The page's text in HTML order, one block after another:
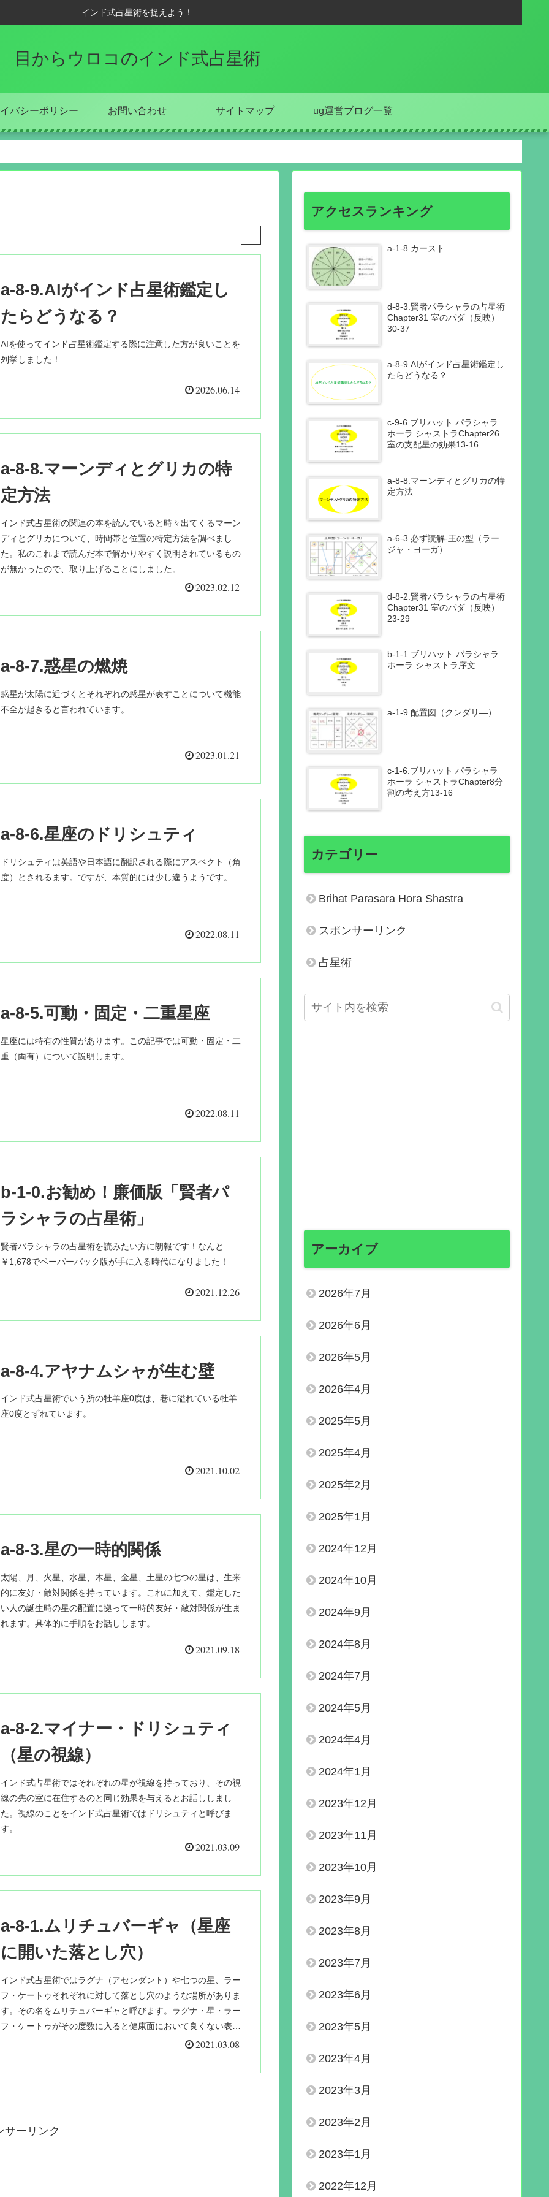
インド式占星術を捉えよう！
目からウロコのインド式占星術
バシーポリシー お問い合わせ サイトマップ ug運営ブログ一覧
a-8-9.AIがインド占星術鑑定し
たらどうなる？
AIを使ってインド占星術鑑定する際に注意した方が良いことを
列挙しました！
2026.06.14
a-8-8.マーンディとグリカの特
定方法
インド式占星術の関連の本を読んでいると時々出てくるマーン
ディとグリカについて、時間帯と位置の特定方法を調べまし
た。私のこれまで読んだ本で解かりやすく説明されているもの
が無かったので、取り上げることにしました。
2023.02.12
a-8-7.惑星の燃焼
惑星が太陽に近づくとそれぞれの惑星が表すことについて機能
不全が起きると言われています。
2023.01.21
a-8-6.星座のドリシュティ
ドリシュティは英語や日本語に翻訳される際にアスペクト（角
度）とされるます。ですが、本質的には少し違うようです。
2022.08.11
a-8-5.可動・固定・二重星座
星座には特有の性質があります。この記事では可動・固定・二
重（両有）について説明します。
2022.08.11
b-1-0.お勧め！廉価版「賢者パ
ラシャラの占星術」
賢者パラシャラの占星術を読みたい方に朗報です！なんと
￥1,678でペーパーバック版が手に入る時代になりました！
2021.12.26
a-8-4.アヤナムシャが生む壁
インド式占星術でいう所の牡羊座0度は、巷に溢れている牡羊
座0度とずれています。
2021.10.02
a-8-3.星の一時的関係
太陽、月、火星、水星、木星、金星、土星の七つの星は、生来
的に友好・敵対関係を持っています。これに加えて、鑑定した
い人の誕生時の星の配置に拠って一時的友好・敵対関係が生ま
れます。具体的に手順をお話しします。
2021.09.18
a-8-2.マイナー・ドリシュティ
（星の視線）
インド式占星術ではそれぞれの星が視線を持っており、その視
線の先の室に在住するのと同じ効果を与えるとお話ししまし
た。視線のことをインド式占星術ではドリシュティと呼びま
す。
2021.03.09
a-8-1.ムリチュバーギャ（星座
に開いた落とし穴）
インド式占星術ではラグナ（アセンダント）や七つの星、ラー
フ・ケートゥそれぞれに対して落とし穴のような場所がありま
す。その名をムリチュバーギャと呼びます。ラグナ・星・ラー
フ・ケートゥがその度数に入ると健康面において良くない表示
2021.03.08
サーリンク
アクセスランキング
a-1-8.カースト
d-8-3.賢者パラシャラの占星術
Chapter31 室のパダ（反映）
30-37
a-8-9.AIがインド占星術鑑定し
たらどうなる？
c-9-6.ブリハット パラシャラ
ホーラ シャストラChapter26
室の支配星の効果13-16
a-8-8.マーンディとグリカの特
定方法
a-6-3.必ず読解-王の型（ラー
ジャ・ヨーガ）
d-8-2.賢者パラシャラの占星術
Chapter31 室のパダ（反映）
23-29
b-1-1.ブリハット パラシャラ
ホーラ シャストラ序文
a-1-9.配置図（クンダリ―）
c-1-6.ブリハット パラシャラ
ホーラ シャストラChapter8分
割の考え方13-16
カテゴリー
Brihat Parasara Hora Shastra
スポンサーリンク
占星術
アーカイブ
2026年7月
2026年6月
2026年5月
2026年4月
2025年5月
2025年4月
2025年2月
2025年1月
2024年12月
2024年10月
2024年9月
2024年8月
2024年7月
2024年5月
2024年4月
2024年1月
2023年12月
2023年11月
2023年10月
2023年9月
2023年8月
2023年7月
2023年6月
2023年5月
2023年4月
2023年3月
2023年2月
2023年1月
2022年12月